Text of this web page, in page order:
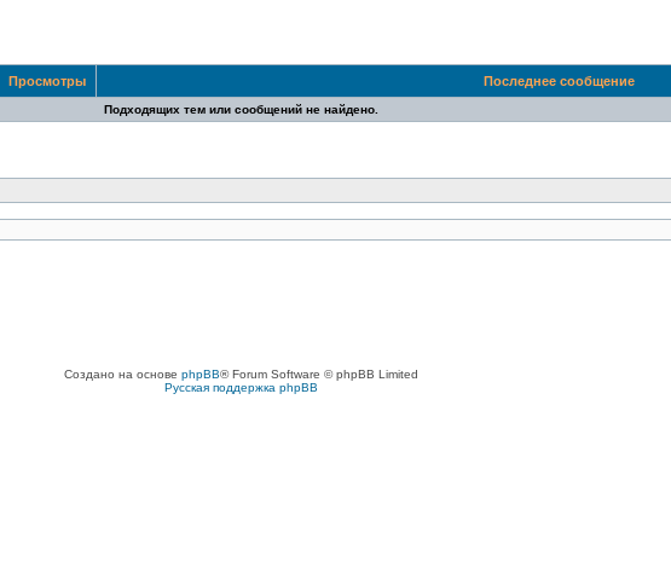
Просмотры Последнее сообщение
Подходящих тем или сообщений не найдено.
Создано на основе phpBB® Forum Software © phpBB Limited
Русская поддержка phpBB